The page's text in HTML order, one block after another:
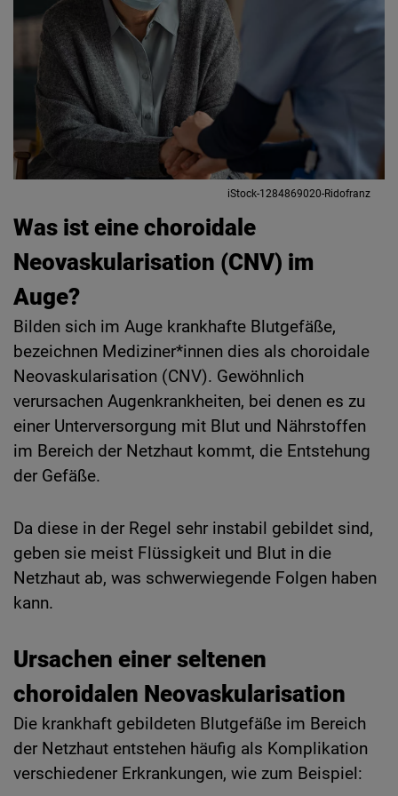
iStock-1284869020-Ridofranz
Was ist eine choroidale
Neovaskularisation (CNV) im
Auge?
Bilden sich im Auge krankhafte Blutgefäße,
bezeichnen Mediziner*innen dies als choroidale
Neovaskularisation (CNV). Gewöhnlich
verursachen Augenkrankheiten, bei denen es zu
einer Unterversorgung mit Blut und Nährstoffen
im Bereich der Netzhaut kommt, die Entstehung
der Gefäße.
Da diese in der Regel sehr instabil gebildet sind,
geben sie meist Flüssigkeit und Blut in die
Netzhaut ab, was schwerwiegende Folgen haben
kann.
Ursachen einer seltenen
choroidalen Neovaskularisation
Die krankhaft gebildeten Blutgefäße im Bereich
der Netzhaut entstehen häufig als Komplikation
verschiedener Erkrankungen, wie zum Beispiel: